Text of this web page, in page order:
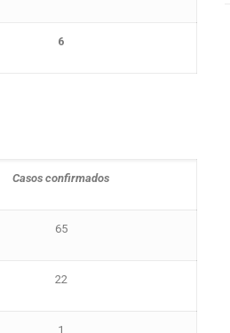
6
Casos confirmados
65
22
1